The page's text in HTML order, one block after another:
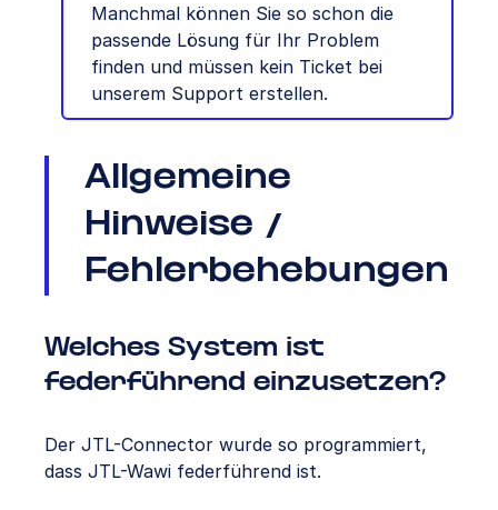
Manchmal können Sie so schon die
passende Lösung für Ihr Problem
finden und müssen kein Ticket bei
unserem Support erstellen.
Allgemeine
Hinweise /
Fehlerbehebungen
Welches System ist
federführend einzusetzen?
Der JTL-Connector wurde so programmiert,
dass JTL-Wawi federführend ist.